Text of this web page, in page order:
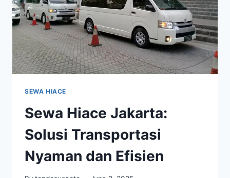
SEWA HIACE
Sewa Hiace Jakarta:
Solusi Transportasi
Nyaman dan Efisien